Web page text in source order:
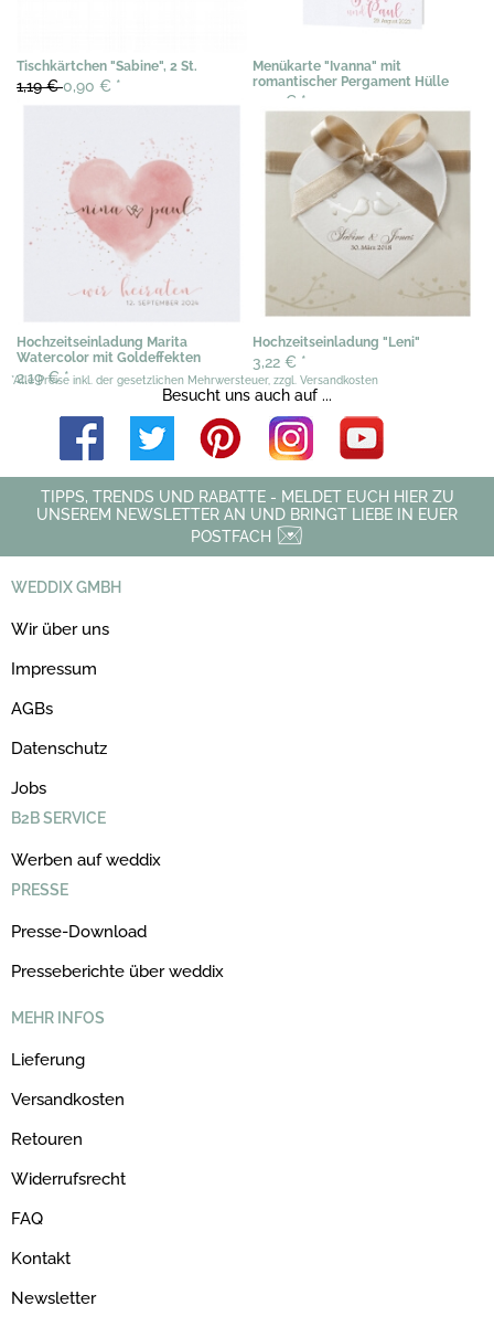
Tischkärtchen "Sabine", 2 St.
1,19 €0,90 € *
Menükarte "Ivanna" mit
romantischer Pergament Hülle
1,20 € *
Hochzeitseinladung Marita
Watercolor mit Goldeffekten
2,19 €*
Hochzeitseinladung "Leni"
3,22 € *
*Alle Preise inkl. der gesetzlichen Mehrwersteuer, zzgl. Versandkosten
Besucht uns auch auf ...
TIPPS, TRENDS UND RABATTE - MELDET EUCH HIER ZU
UNSEREM NEWSLETTER AN UND BRINGT LIEBE IN EUER
POSTFACH
WEDDIX GMBH
Wir über uns
Impressum
AGBs
Datenschutz
Jobs
B2B SERVICE
Werben auf weddix
PRESSE
Presse-Download
Presseberichte über weddix
MEHR INFOS
Lieferung
Versandkosten
Retouren
Widerrufsrecht
FAQ
Kontakt
Newsletter